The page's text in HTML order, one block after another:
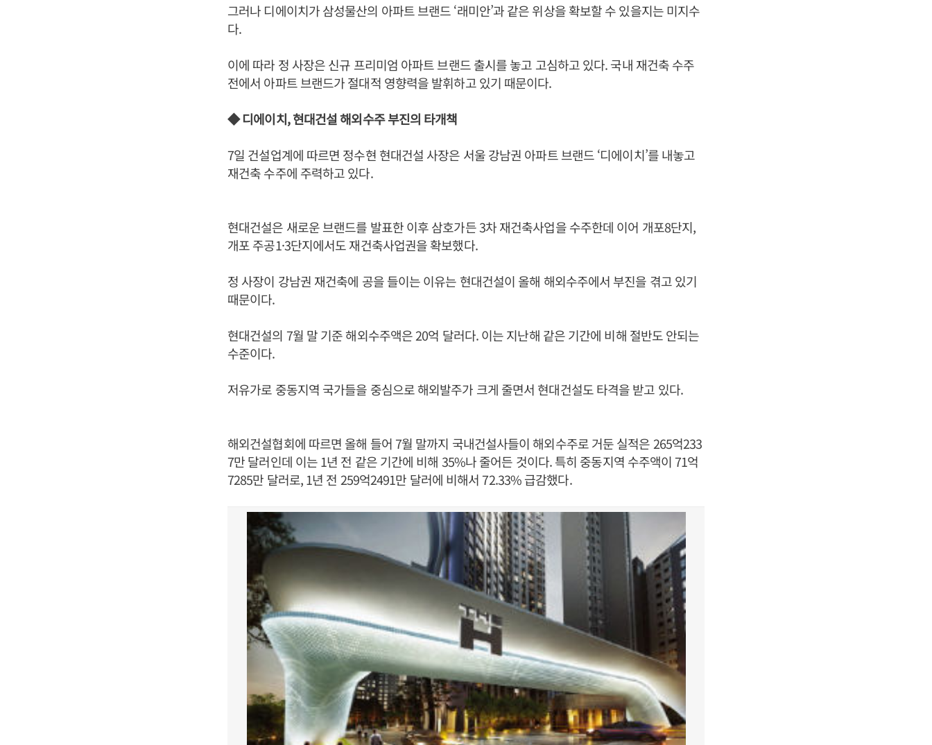
그러나 디에이치가 삼성물산의 아파트 브랜드 ‘래미안’과 같은 위상을 확보할 수 있을지는 미지수
다.
이에 따라 정 사장은 신규 프리미엄 아파트 브랜드 출시를 놓고 고심하고 있다. 국내 재건축 수주
전에서 아파트 브랜드가 절대적 영향력을 발휘하고 있기 때문이다.
◆ 디에이치, 현대건설 해외수주 부진의 타개책
7일 건설업계에 따르면 정수현 현대건설 사장은 서울 강남권 아파트 브랜드 ‘디에이치’를 내놓고
재건축 수주에 주력하고 있다.
현대건설은 새로운 브랜드를 발표한 이후 삼호가든 3차 재건축사업을 수주한데 이어 개포8단지,
개포 주공1·3단지에서도 재건축사업권을 확보했다.
정 사장이 강남권 재건축에 공을 들이는 이유는 현대건설이 올해 해외수주에서 부진을 겪고 있기
때문이다.
현대건설의 7월 말 기준 해외수주액은 20억 달러다. 이는 지난해 같은 기간에 비해 절반도 안되는
수준이다.
저유가로 중동지역 국가들을 중심으로 해외발주가 크게 줄면서 현대건설도 타격을 받고 있다.
해외건설협회에 따르면 올해 들어 7월 말까지 국내건설사들이 해외수주로 거둔 실적은 265억233
7만 달러인데 이는 1년 전 같은 기간에 비해 35%나 줄어든 것이다. 특히 중동지역 수주액이 71억
7285만 달러로, 1년 전 259억2491만 달러에 비해서 72.33% 급감했다.